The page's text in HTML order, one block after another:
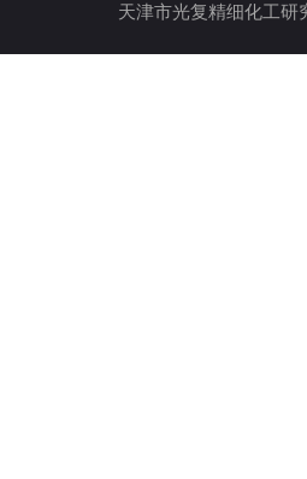
天津市光复精细化工研